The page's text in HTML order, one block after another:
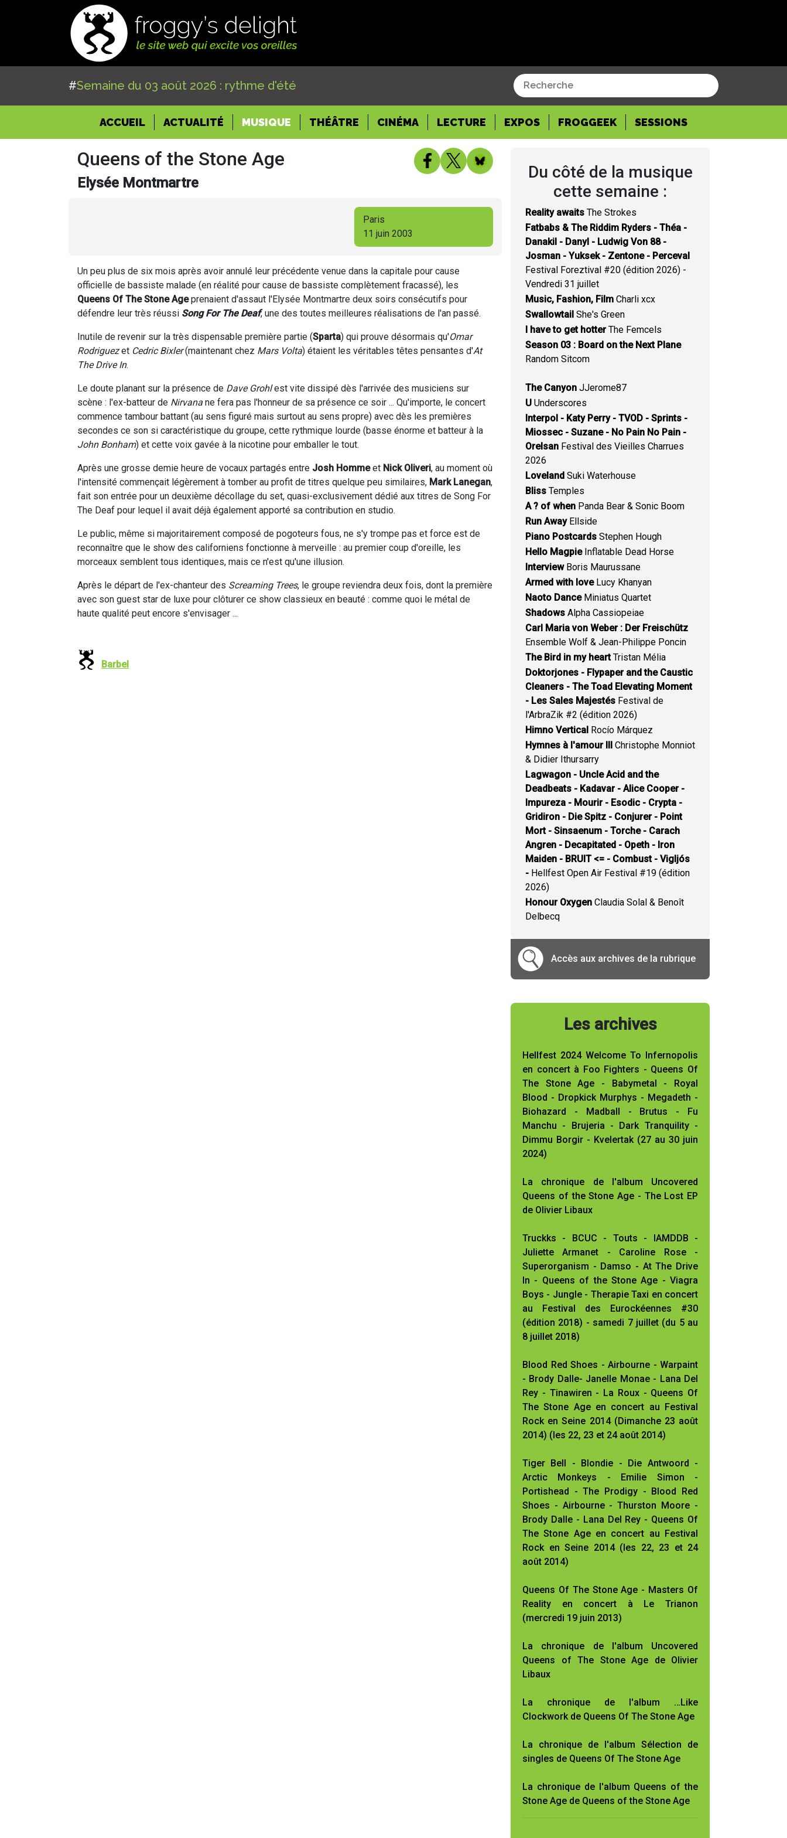
#Semaine du 03 août 2026 : rythme d'été
ACCUEIL(CURRENT)
ACTUALITÉ MUSIQUE THÉÂTRE CINÉMA LECTURE EXPOS FROGGEEK SESSIONS
Queens of the Stone Age
Elysée Montmartre
Paris
11 juin 2003
Un peu plus de six mois après avoir annulé leur précédente venue dans la capitale pour cause
officielle de bassiste malade (en réalité pour cause de bassiste complètement fracassé), les
Queens Of The Stone Ageprenaient d'assaut l'Elysée Montmartre deux soirs consécutifs pour
défendre leur très réussi Song For The Deaf, une des toutes meilleures réalisations de l'an passé.
Inutile de revenir sur la très dispensable première partie (Sparta) qui prouve désormais qu'Omar
Rodriguezet Cedric Bixler(maintenant chez Mars Volta) étaient les véritables têtes pensantes d'At
The Drive In.
Le doute planant sur la présence de Dave Grohlest vite dissipé dès l'arrivée des musiciens sur
scène : l'ex-batteur de Nirvana ne fera pas l'honneur de sa présence ce soir ... Qu'importe, le concert
commence tambour battant (au sens figuré mais surtout au sens propre) avec dès les premières
secondes ce son si caractéristique du groupe, cette rythmique lourde (basse énorme et batteur à la
John Bonham) et cette voix gavée à la nicotine pour emballer le tout.
Après une grosse demie heure de vocaux partagés entre Josh Hommeet Nick Oliveri, au moment où
l'intensité commençait légèrement à tomber au profit de titres quelque peu similaires, Mark Lanegan,
fait son entrée pour un deuxième décollage du set, quasi-exclusivement dédié aux titres de Song For
The Deaf pour lequel il avait déjà également apporté sa contribution en studio.
Le public, même si majoritairement composé de pogoteurs fous, ne s'y trompe pas et force est de
reconnaître que le show des californiens fonctionne à merveille : au premier coup d'oreille, les
morceaux semblent tous identiques, mais ce n'est qu'une illusion.
Après le départ de l'ex-chanteur des Screaming Trees, le groupe reviendra deux fois, dont la première
avec son guest star de luxe pour clôturer ce show classieux en beauté : comme quoi le métal de
haute qualité peut encore s'envisager ...
Barbel
Du côté de la musique
cette semaine :
Reality awaits The Strokes
Fatbabs & The Riddim Ryders - Théa -
Danakil - Danyl - Ludwig Von 88 -
Josman - Yuksek - Zentone - Perceval
Festival Foreztival #20 (édition 2026) -
Vendredi 31 juillet
Music, Fashion, Film Charli xcx
Swallowtail She's Green
I have to get hotterThe Femcels
Season 03 : Board on the Next Plane
Random Sitcom
The Canyon JJerome87
U Underscores
Interpol - Katy Perry - TVOD - Sprints -
Miossec - Suzane - No Pain No Pain -
Orelsan Festival des Vieilles Charrues
2026
Loveland Suki Waterhouse
Bliss Temples
A ? of when Panda Bear & Sonic Boom
Run AwayEllside
Piano Postcards Stephen Hough
Hello MagpieInflatable Dead Horse
InterviewBoris Maurussane
Armed with loveLucy Khanyan
Naoto DanceMiniatus Quartet
Shadows Alpha Cassiopeiae
Carl Maria von Weber : Der Freischütz
Ensemble Wolf & Jean-Philippe Poncin
The Bird in my heartTristan Mélia
Doktorjones - Flypaper and the Caustic
Cleaners - The Toad Elevating Moment
- Les Sales Majestés Festival de
l'ArbraZik #2 (édition 2026)
Himno Vertical Rocío Márquez
Hymnes à l'amour III Christophe Monniot
& Didier Ithursarry
Lagwagon - Uncle Acid and the
Deadbeats - Kadavar - Alice Cooper -
Impureza - Mourir - Esodic - Crypta -
Gridiron - Die Spitz - Conjurer - Point
Mort - Sinsaenum - Torche - Carach
Angren - Decapitated - Opeth - Iron
Maiden - BRUIT <= - Combust - Vigljós
- Hellfest Open Air Festival #19 (édition
2026)
Honour Oxygen Claudia Solal & Benoît
Delbecq
Accès aux archives de la rubrique
Les archives
Hellfest 2024 Welcome To Infernopolis
en concert à Foo Fighters - Queens Of
The Stone Age - Babymetal - Royal
Blood - Dropkick Murphys - Megadeth -
Biohazard - Madball - Brutus - Fu
Manchu - Brujeria - Dark Tranquility -
Dimmu Borgir - Kvelertak (27 au 30 juin
2024)
La chronique de l'album Uncovered
Queens of the Stone Age - The Lost EP
de Olivier Libaux
Truckks - BCUC - Touts - IAMDDB -
Juliette Armanet - Caroline Rose -
Superorganism - Damso - At The Drive
In - Queens of the Stone Age - Viagra
Boys - Jungle - Therapie Taxi en concert
au Festival des Eurockéennes #30
(édition 2018) - samedi 7 juillet (du 5 au
8 juillet 2018)
Blood Red Shoes - Airbourne - Warpaint
- Brody Dalle- Janelle Monae - Lana Del
Rey - Tinawiren - La Roux - Queens Of
The Stone Age en concert au Festival
Rock en Seine 2014 (Dimanche 23 août
2014) (les 22, 23 et 24 août 2014)
Tiger Bell - Blondie - Die Antwoord -
Arctic Monkeys - Emilie Simon -
Portishead - The Prodigy - Blood Red
Shoes - Airbourne - Thurston Moore -
Brody Dalle - Lana Del Rey - Queens Of
The Stone Age en concert au Festival
Rock en Seine 2014 (les 22, 23 et 24
août 2014)
Queens Of The Stone Age - Masters Of
Reality en concert à Le Trianon
(mercredi 19 juin 2013)
La chronique de l'album Uncovered
Queens of The Stone Age de Olivier
Libaux
La chronique de l'album …Like
Clockwork de Queens Of The Stone Age
La chronique de l'album Sélection de
singles de Queens Of The Stone Age
La chronique de l'album Queens of the
Stone Age de Queens of the Stone Age